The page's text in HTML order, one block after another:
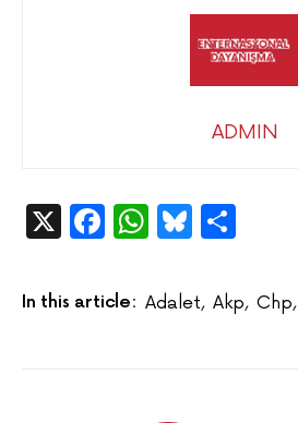
ADMIN
X Facebook
WhatsApp
Bluesky
In this article: Adalet, Akp, Chp,